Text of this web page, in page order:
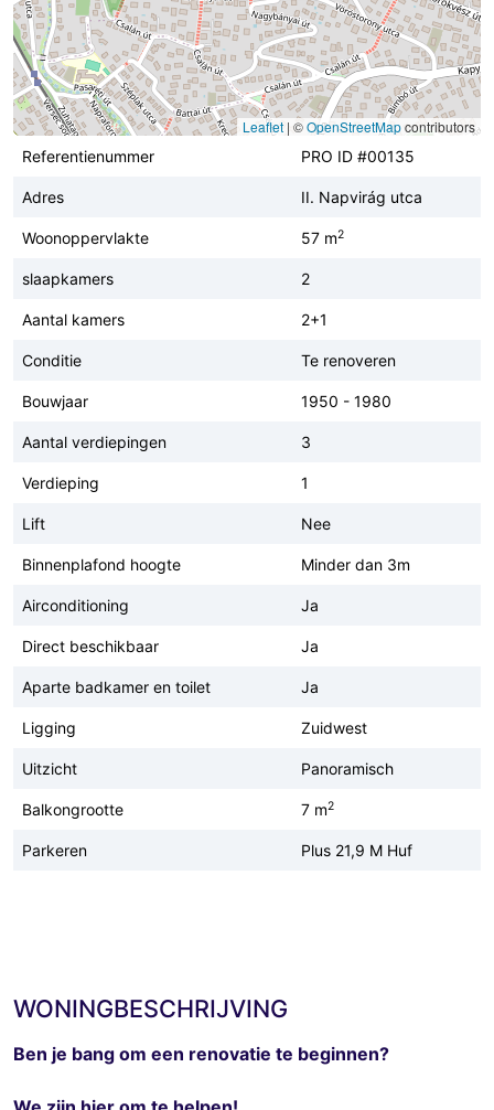
Leaflet | ©OpenStreetMapcontributors
Referentienummer
PRO ID #00135
Adres II. Napvirág utca
Woonoppervlakte 57 m2
slaapkamers 2
Aantal kamers 2+1
Conditie Te renoveren
Bouwjaar 1950 - 1980
Aantal verdiepingen 3
Verdieping 1
Lift Nee
Binnenplafond hoogte Minder dan 3m
Airconditioning Ja
Direct beschikbaar Ja
Aparte badkamer en toilet Ja
Ligging Zuidwest
Uitzicht Panoramisch
Balkongrootte 7 m2
Parkeren Plus 21,9 M Huf
WONINGBESCHRIJVING
Ben je bang om een ​​renovatie te beginnen?